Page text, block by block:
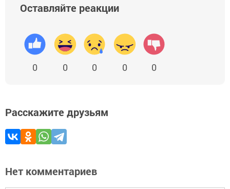
Оставляйте реакции
0 0 0 0 0
Расскажите друзьям
Нет комментариев